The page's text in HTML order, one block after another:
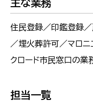
主な業務
住民登録／印鑑登録
／埋火葬許可／マロニ
クロード市民窓口の業
担当一覧